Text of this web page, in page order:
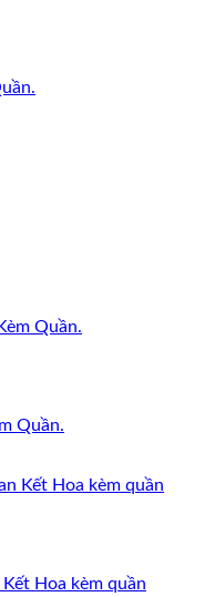
Quần.
Hoa kèm quần